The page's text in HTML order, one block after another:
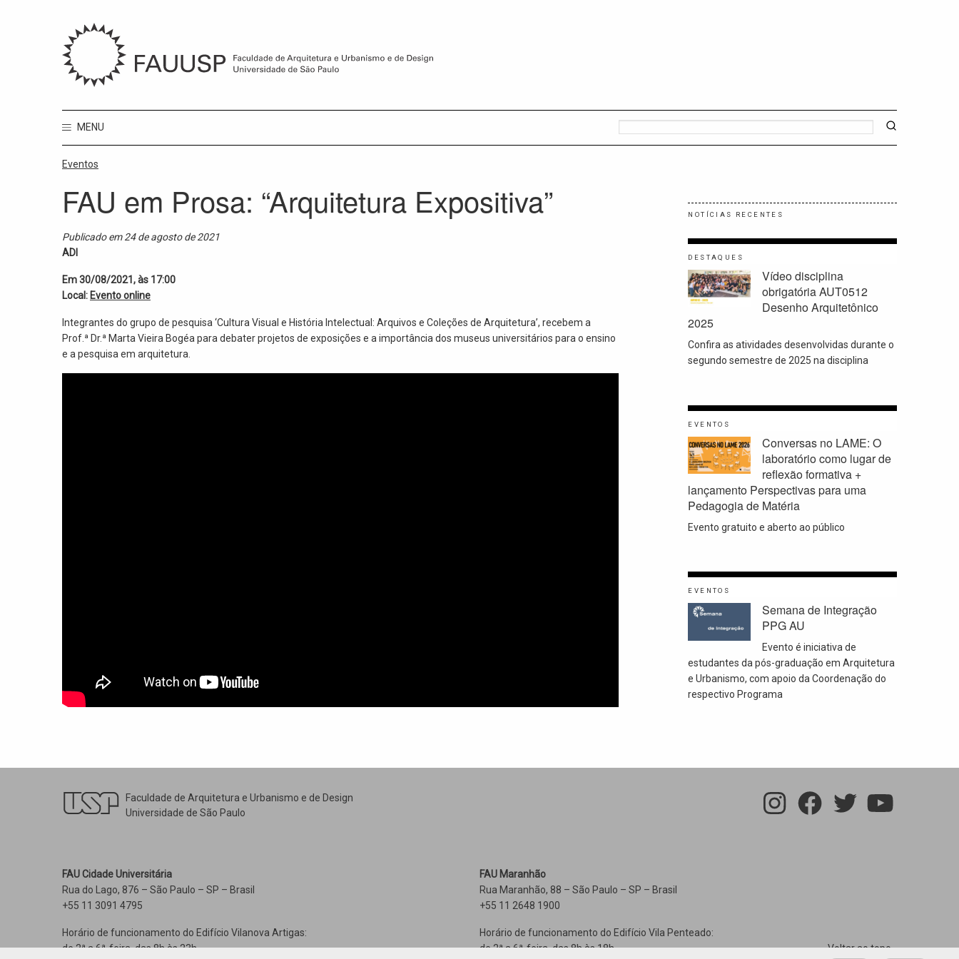
MENU
Eventos
FAU em Prosa: “Arquitetura Expositiva”
Publicado em 24 de agosto de 2021
ADI
Em 30/08/2021, às 17:00
Local: Evento online
Integrantes do grupo de pesquisa ‘Cultura Visual e História Intelectual: Arquivos e Coleções de Arquitetura’, recebem a
Prof.ª Dr.ª Marta Vieira Bogéa para debater projetos de exposições e a importância dos museus universitários para o ensino
e a pesquisa em arquitetura.
NOTÍCIAS RECENTES
DESTAQUES
Vídeo disciplina
obrigatória AUT0512
Desenho Arquitetônico
2025
Confira as atividades desenvolvidas durante o
segundo semestre de 2025 na disciplina
EVENTOS
Conversas no LAME: O
laboratório como lugar de
reflexão formativa +
lançamento Perspectivas para uma
Pedagogia de Matéria
Evento gratuito e aberto ao público
EVENTOS
Semana de Integração
PPG AU
Evento é iniciativa de
estudantes da pós-graduação em Arquitetura
e Urbanismo, com apoio da Coordenação do
respectivo Programa
Faculdade de Arquitetura e Urbanismo e de Design
Universidade de São Paulo
FAU Cidade Universitária
Rua do Lago, 876 – São Paulo – SP – Brasil
+55 11 3091 4795
Horário de funcionamento do Edifício Vilanova Artigas:
de 2ª a 6ª-feira, das 8h às 23h
FAU Maranhão
Rua Maranhão, 88 – São Paulo – SP – Brasil
+55 11 2648 1900
Horário de funcionamento do Edifício Vila Penteado:
de 2ª a 6ª-feira, das 8h às 18h
Voltar ao topo